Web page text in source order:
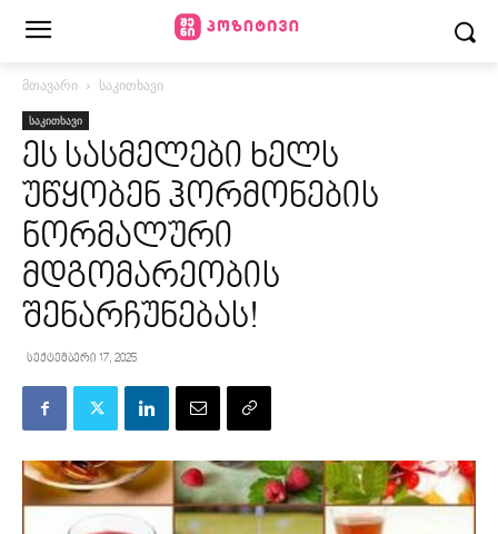
მთავარი საკითხავი
საკითხავი
ეს სასმელები ხელს
უწყობენ ჰორმონების
ნორმალური
მდგომარეობის
შენარჩუნებას!
სექტემბერი 17, 2025